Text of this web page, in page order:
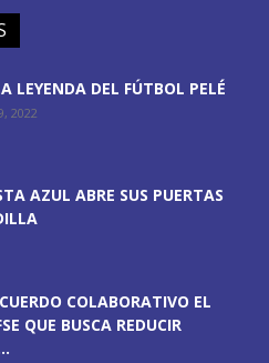
LEYENDA DEL FÚTBOL PELÉ
2022
AZUL ABRE SUS PUERTAS
COLABORATIVO EL
QUE BUSCA REDUCIR